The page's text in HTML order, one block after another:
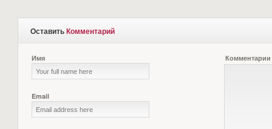
ОставитьКомментарий
Имя
Email
Комментарии